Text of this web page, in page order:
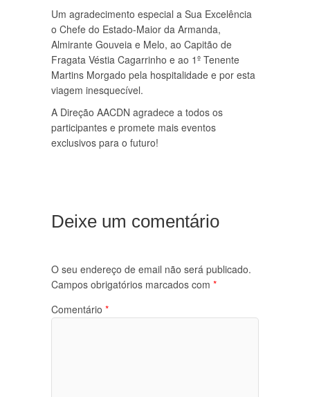
Um agradecimento especial a Sua Excelência
o Chefe do Estado-Maior da Armanda,
Almirante Gouveia e Melo, ao Capitão de
Fragata Véstia Cagarrinho e ao 1º Tenente
Martins Morgado pela hospitalidade e por esta
viagem inesquecível.
A Direção AACDN agradece a todos os
participantes e promete mais eventos
exclusivos para o futuro!
Deixe um comentário
O seu endereço de email não será publicado.
Campos obrigatórios marcados com *
Comentário *